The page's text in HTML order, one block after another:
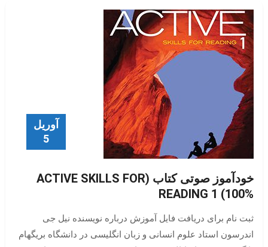
آوریل
5
خودآموز صوتی کتاب (ACTIVE SKILLS FOR
READING 1 (100%
ثبت نام برای دریافت فایل آموزش درباره نویسنده نیل جی
اندرسون استاد علوم انسانی و زبان انگلیسی در دانشگاه بریگهام